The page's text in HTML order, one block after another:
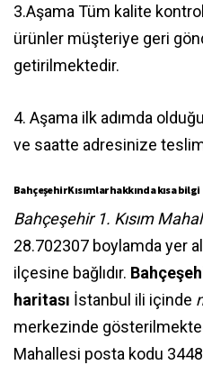
3.Aşama Tüm kalite
ürünler müşteriye geri
getirilmektedir.
4. Aşama ilk adımda
ve saatte adresinize
Bahçeşehir Kısımlar hakkında kısa bilgi
Bahçeşehir 1. Kısım
28.702307 boylamda yer
ilçesine bağlıdır.
haritası İstanbul ili içinde
merkezinde
Mahallesi posta kodu